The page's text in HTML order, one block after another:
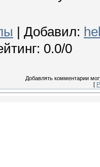
Добавил:
: 0.0/0
Добавлять комментарии
[